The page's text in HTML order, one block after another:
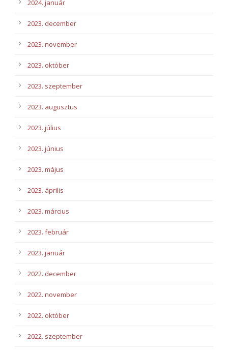
2024. január
2023. december
2023. november
2023. október
2023. szeptember
2023. augusztus
2023. július
2023. június
2023. május
2023. április
2023. március
2023. február
2023. január
2022. december
2022. november
2022. október
2022. szeptember